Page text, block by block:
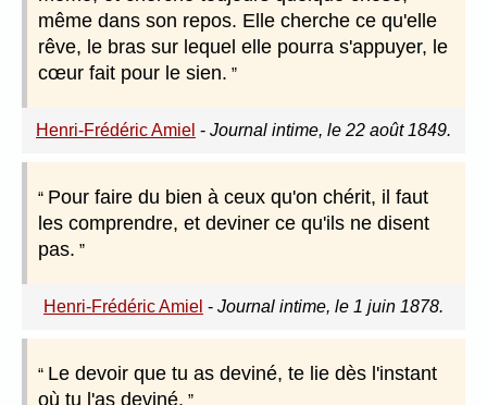
même dans son repos. Elle cherche ce qu'elle
rêve, le bras sur lequel elle pourra s'appuyer, le
cœur fait pour le sien.
Henri-Frédéric Amiel - Journal intime, le 22 août 1849.
Pour faire du bien à ceux qu'on chérit, il faut
les comprendre, et deviner ce qu'ils ne disent
pas.
Henri-Frédéric Amiel - Journal intime, le 1 juin 1878.
Le devoir que tu as deviné, te lie dès l'instant
où tu l'as deviné.